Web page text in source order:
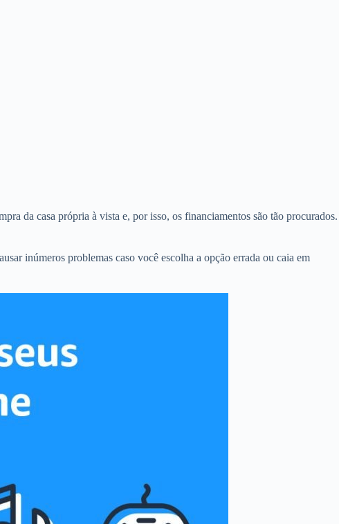
da casa própria à vista e, por isso, os financiamentos são tão procurados.
inúmeros problemas caso você escolha a opção errada ou caia em